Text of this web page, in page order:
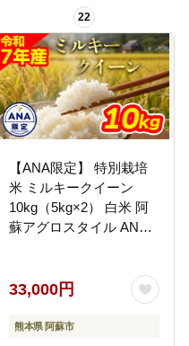
22
【ANA限定】 特別栽培
米 ミルキークイーン
10kg（5kg×2） 白米 阿
蘇アグロスタイル ANA
気 美味しい 甘味 もちも
ち なめらか 減農薬 湧水
熊本県 阿蘇市
33,000円
熊本県 阿蘇市